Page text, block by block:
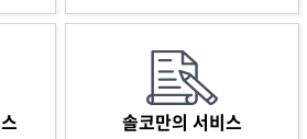
솔코만의 서비스